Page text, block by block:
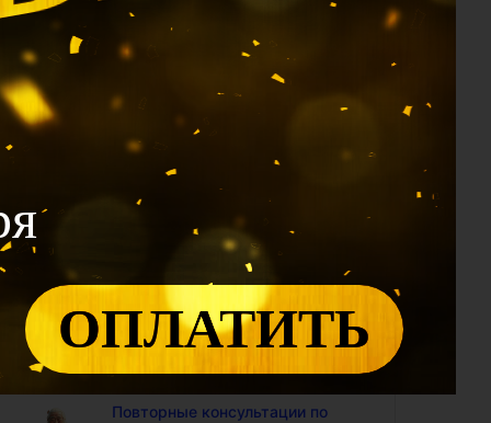
1.990
Калькулятор 12 Дворцов: проф
модуль (доступ на год)
2.400
Калькулятор Ци Мэнь: проф
модуль (доступ на год)
Калькулятор "Совместимость
по Ба Цзы" (доступ на год)
Калькулятор БаЦзы:
включенность карты в 9-ый
период (доступ на год)
5.000₽
Повторные консультации по
ОПЛАТИТЬ